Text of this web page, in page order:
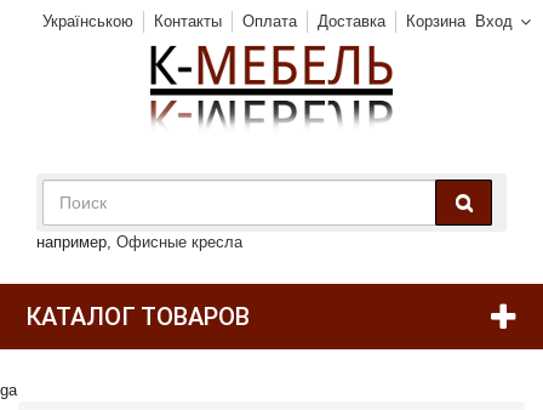
Вход
Українською Контакты Оплата Доставка Корзина
например, Офисные кресла
КАТАЛОГ ТОВАРОВ
ga